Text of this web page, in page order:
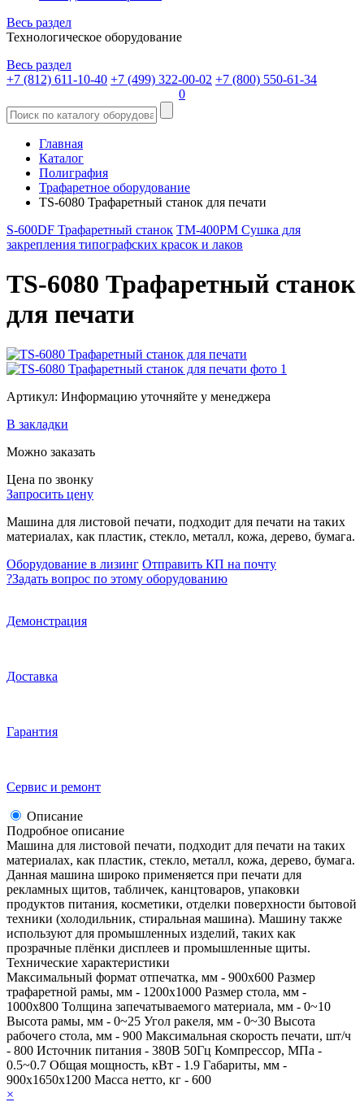
Весь раздел
Технологическое оборудование
Весь раздел
+7 (812) 611-10-40 +7 (499) 322-00-02 +7 (800) 550-61-34
0
Главная
Каталог
Полиграфия
Трафаретное оборудование
TS-6080 Трафаретный станок для печати
S-600DF Трафаретный станок TM-400PM Сушка для
закрепления типографских красок и лаков
TS-6080 Трафаретный станок
для печати
Артикул: Информацию уточняйте у менеджера
В закладки
Можно заказать
Цена по звонку
Запросить цену
Машина для листовой печати, подходит для печати на таких
материалах, как пластик, стекло, металл, кожа, дерево, бумага.
Оборудование в лизинг Отправить КП на почту
?Задать вопрос по этому оборудованию
Демонстрация
Доставка
Гарантия
Сервис и ремонт
Описание
Подробное описание
Машина для листовой печати, подходит для печати на таких
материалах, как пластик, стекло, металл, кожа, дерево, бумага.
Данная машина широко применяется при печати для
рекламных щитов, табличек, канцтоваров, упаковки
продуктов питания, косметики, отделки поверхности бытовой
техники (холодильник, стиральная машина). Машину также
используют для промышленных изделий, таких как
прозрачные плёнки дисплеев и промышленные щиты.
Технические характеристики
Максимальный формат отпечатка, мм - 900х600 Размер
трафаретной рамы, мм - 1200х1000 Размер стола, мм -
1000х800 Толщина запечатываемого материала, мм - 0~10
Высота рамы, мм - 0~25 Угол ракеля, мм - 0~30 Высота
рабочего стола, мм - 900 Максимальная скорость печати, шт/ч
- 800 Источник питания - 380В 50Гц Компрессор, МПа -
0.5~0.7 Общая мощность, кВт - 1.9 Габариты, мм -
900х1650х1200 Масса нетто, кг - 600
×